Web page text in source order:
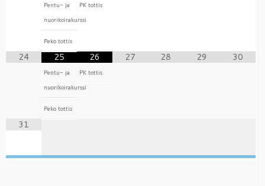
Pentu- ja
nuorikoirakurssi
Peko tottis
PK tottis
24 25
Pentu- ja
nuorikoirakurssi
Peko tottis
26
PK tottis
27 28 29 30
31